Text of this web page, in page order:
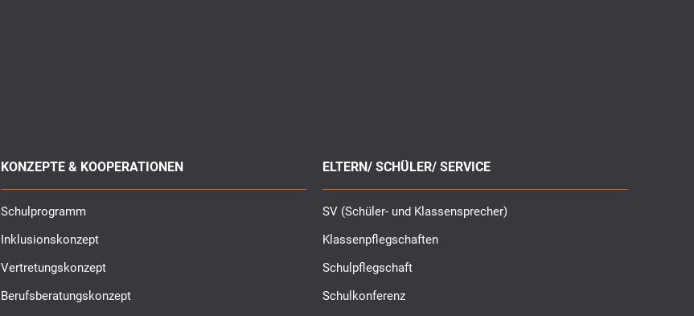
KONZEPTE & KOOPERATIONEN
Schulprogramm
Inklusionskonzept
Vertretungskonzept
Berufsberatungskonzept
ELTERN/ SCHÜLER/ SERVICE
SV (Schüler- und Klassensprecher)
Klassenpflegschaften
Schulpflegschaft
Schulkonferenz